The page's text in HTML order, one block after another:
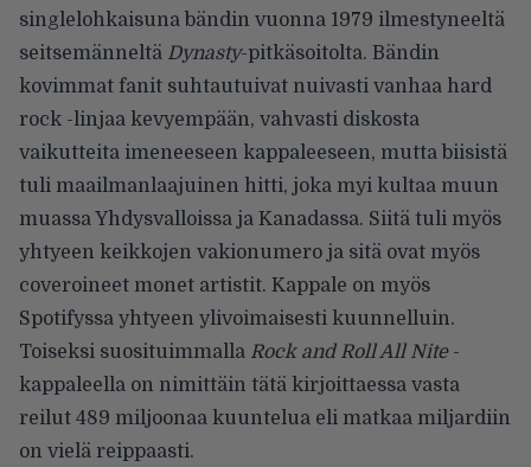
singlelohkaisuna bändin vuonna 1979 ilmestyneeltä
seitsemänneltä Dynasty-pitkäsoitolta. Bändin
kovimmat fanit suhtautuivat nuivasti vanhaa hard
rock -linjaa kevyempään, vahvasti diskosta
vaikutteita imeneeseen kappaleeseen, mutta biisistä
tuli maailmanlaajuinen hitti, joka myi kultaa muun
muassa Yhdysvalloissa ja Kanadassa. Siitä tuli myös
yhtyeen keikkojen vakionumero ja sitä ovat myös
coveroineet monet artistit. Kappale on myös
Spotifyssa yhtyeen ylivoimaisesti kuunnelluin.
Toiseksi suosituimmalla Rock and Roll All Nite-
kappaleella on nimittäin tätä kirjoittaessa vasta
reilut 489 miljoonaa kuuntelua eli matkaa miljardiin
on vielä reippaasti.